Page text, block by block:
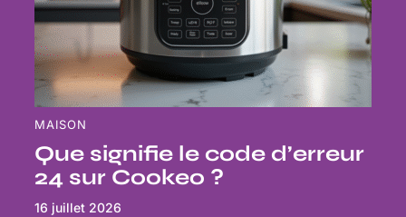
MAISON
Que signifie le code d’erreur
24 sur Cookeo ?
16 juillet 2026